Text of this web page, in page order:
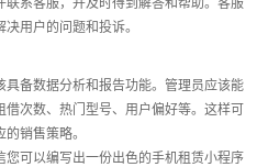
用户的问题和投诉。
备数据分析和报告功能。管理员应该能
次数、热门型号、用户偏好等。这样可
销售策略。
可以编写出一份出色的手机租赁小程序